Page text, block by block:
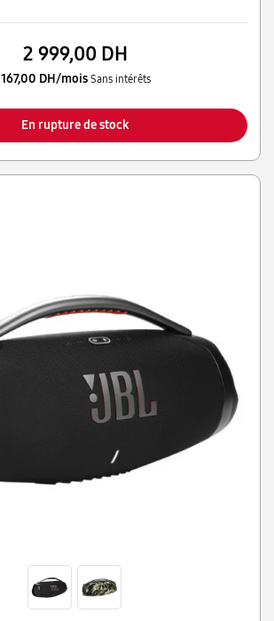
2 999,00 DH
167,00 DH/mois Sans intérêts
En rupture de stock